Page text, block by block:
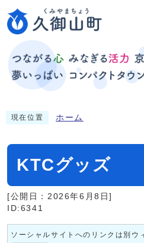
現在位置 ホーム
KTCグッズ
[公開日：2026年6月8日]
ID:6341
ソーシャルサイトへのリンクは別ウ